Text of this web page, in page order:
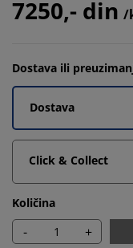
7250,- din /
Dostava ili
Dostava
Click & Collect
Količina
- +